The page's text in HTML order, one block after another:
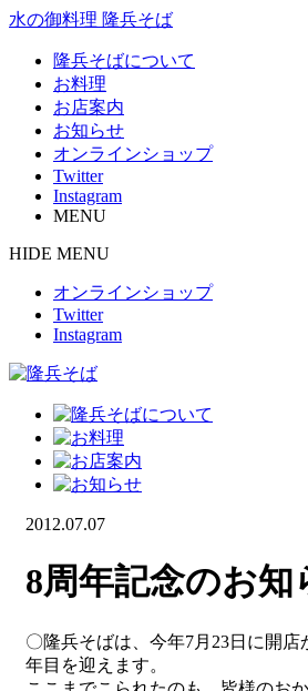
水の御料理 隆兵そば
隆兵そばについて
お料理
お店案内
お知らせ
オンラインショップ
Twitter
Instagram
MENU
HIDE MENU
オンラインショップ
Twitter
Instagram
2012.07.07
8周年記念のお知
〇隆兵そばは、今年7月23日に開店
年目を迎えます。